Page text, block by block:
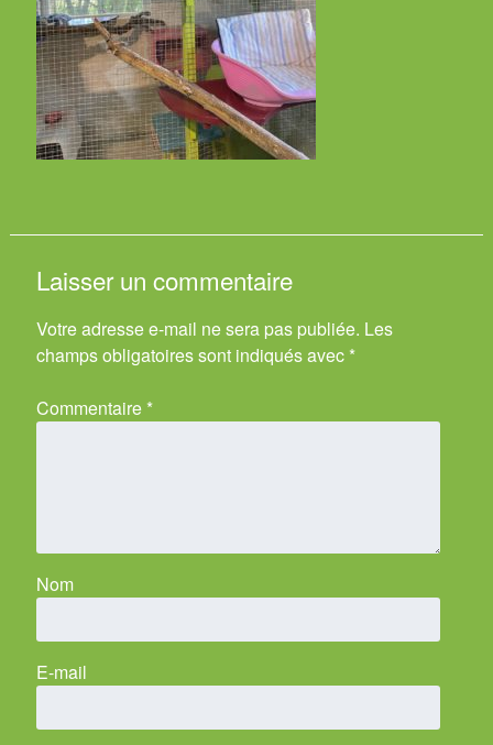
Laisser un commentaire
Votre adresse e-mail ne sera pas publiée. Les
champs obligatoires sont indiqués avec *
Commentaire *
Nom
E-mail